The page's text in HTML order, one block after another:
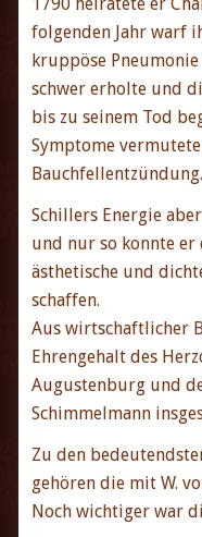
1790 heiratete er
folgenden Jahr warf
kruppöse
schwer erholte und
bis zu seinem Tod
Symptome
Bauchfellentzündung.
Schillers Energie
und nur so konnte
ästhetische und
schaffen.
Aus wirtschaftlicher
Ehrengehalt des
Augustenburg und
Schimmelmann
Zu den
gehören die mit W.
Noch wichtiger war